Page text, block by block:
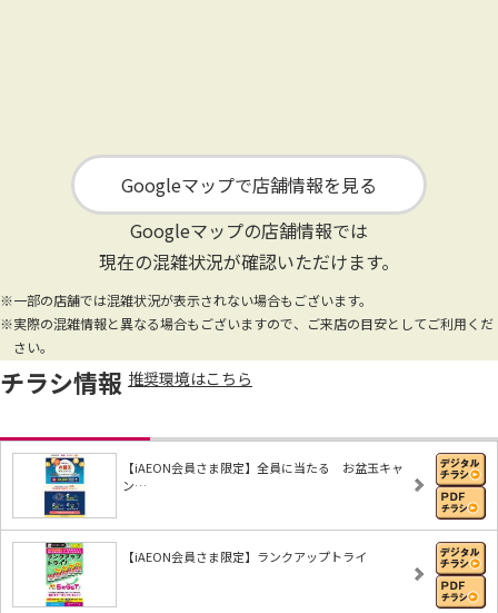
Googleマップで店舗情報を見る
Googleマップの店舗情報では
現在の混雑状況が確認いただけます。
※一部の店舗では混雑状況が表示されない場合もございます。
※実際の混雑情報と異なる場合もございますので、ご来店の目安としてご利用くだ
さい。
チラシ情報 推奨環境はこちら
【iAEON会員さま限定】全員に当たる お盆玉キャ
ン…
【iAEON会員さま限定】ランクアップトライ